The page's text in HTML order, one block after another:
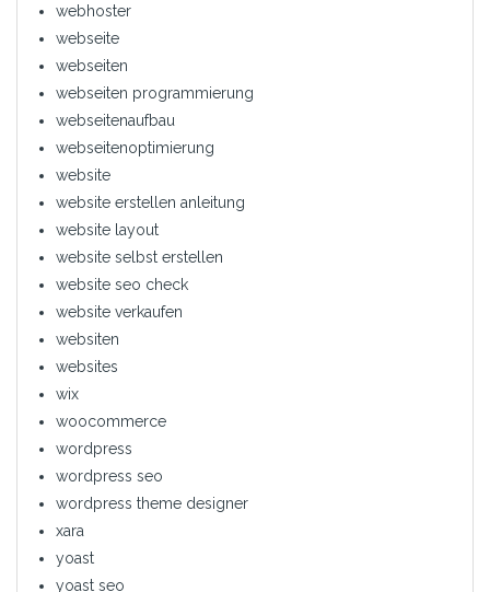
webhoster
webseite
webseiten
webseiten programmierung
webseitenaufbau
webseitenoptimierung
website
website erstellen anleitung
website layout
website selbst erstellen
website seo check
website verkaufen
websiten
websites
wix
woocommerce
wordpress
wordpress seo
wordpress theme designer
xara
yoast
yoast seo